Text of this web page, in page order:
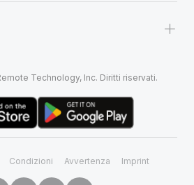
+
Technology, Inc. Diritti riservati.
Condizioni Avvertenza Imprint